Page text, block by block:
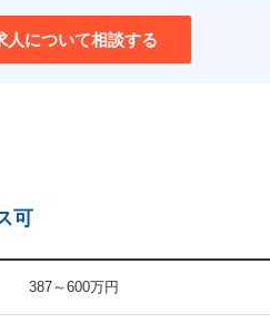
人について相談する
可
387～600万円